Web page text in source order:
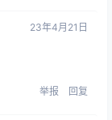
23年4月21日
举报 回复